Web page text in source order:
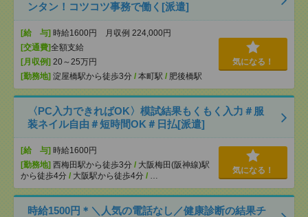
ンタン！コツコツ事務で働く[派遣]
[給 与] 時給1600円 月収例 224,000円
[交通費]全額支給
[月収例] 20～25万円
[勤務地] 淀屋橋駅から徒歩3分 / 本町駅 / 肥後橋駅
気になる！
〈PC入力できればOK〉模試結果もくもく入力＃服
装ネイル自由＃短時間OK＃日払[派遣]
[給 与] 時給1600円
[勤務地] 西梅田駅から徒歩3分 / 大阪梅田(阪神線)駅
から徒歩4分 / 大阪駅から徒歩4分 / …
気になる！
時給1500円＊＼人気の電話なし／健康診断の結果チ